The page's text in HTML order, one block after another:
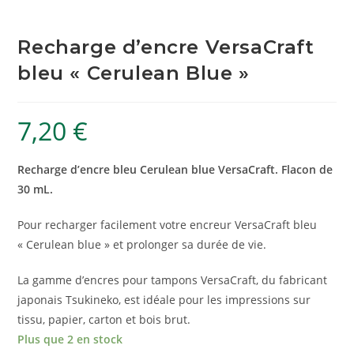
Recharge d’encre VersaCraft
bleu « Cerulean Blue »
7,20 €
Recharge d’encre bleu Cerulean blue VersaCraft. Flacon de
30 mL.
Pour recharger facilement votre encreur VersaCraft bleu
« Cerulean blue » et prolonger sa durée de vie.
La gamme d’encres pour tampons VersaCraft, du fabricant
japonais Tsukineko, est idéale pour les impressions sur
tissu, papier, carton et bois brut.
Plus que 2 en stock